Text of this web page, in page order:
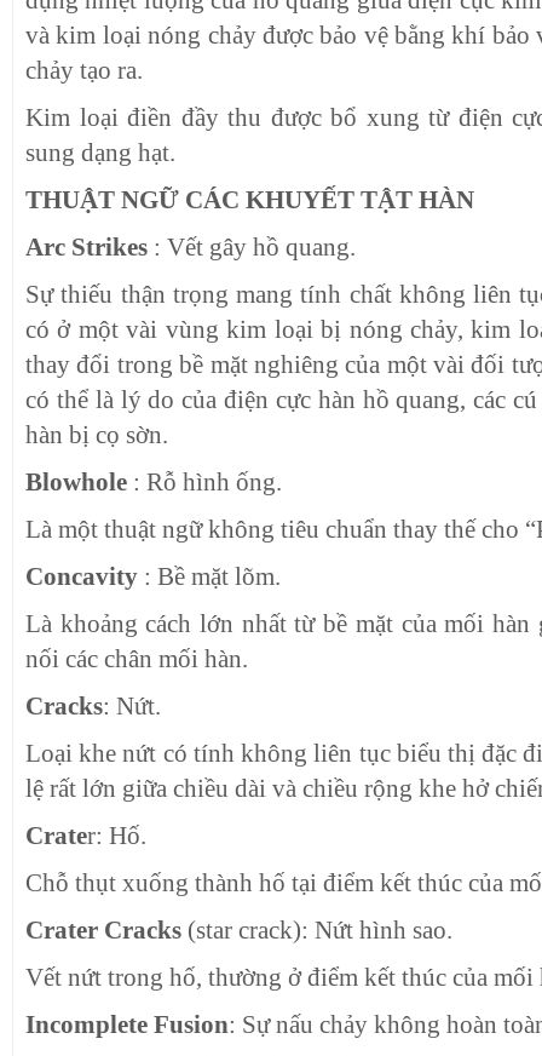
và kim loại nóng chảy được bảo vệ bằng khí
chảy tạo ra.
Kim loại điền đầy thu được bổ xung từ điện
sung dạng hạt.
THUẬT NGỮ CÁC KHUYẾT TẬT HÀN
Arc Strikes : Vết gây hồ quang.
Sự thiếu thận trọng mang tính chất không liên
có ở một vài vùng kim loại bị nóng chảy, kim
thay đổi trong bề mặt nghiêng của một vài đối
có thể là lý do của điện cực hàn hồ quang, các
hàn bị cọ sờn.
Blowhole : Rỗ hình ống.
Là một thuật ngữ không tiêu chuẩn thay thế cho
Concavity : Bề mặt lõm.
Là khoảng cách lớn nhất từ bề mặt của mối
nối các chân mối hàn.
Cracks: Nứt.
Loại khe nứt có tính không liên tục biểu thị đặc
lệ rất lớn giữa chiều dài và chiều rộng khe hở
Crater: Hố.
Chỗ thụt xuống thành hố tại điểm kết thúc của
Crater Cracks (star crack): Nứt hình sao.
Vết nứt trong hố, thường ở điểm kết thúc của mối
Incomplete Fusion: Sự nấu chảy không hoàn